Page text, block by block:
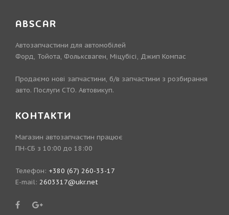
ABSCAR
Автозапчастини для автомобілей
Форд, Тойота, Фольксваген, Міцубісі, Джип Компас
Продаємо нові запчастини, б/в запчастини з розбирання
авто. Послуги СТО. Автовикуп.
КОНТАКТИ
Магазин автозапчастин працює
ПН-СБ з 10:00 до 18:00
Телефон: +380 (67) 260-33-17
E-mail: 2603317@ukr.net